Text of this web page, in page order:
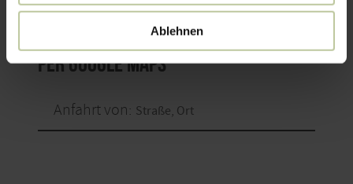
Ablehnen
per Google Maps
Anfahrt von: